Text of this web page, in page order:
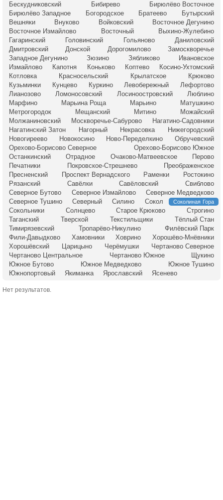
Бескудниковский
Бибирево
Бирюлёво Восточное
Бирюлёво Западное
Богородское Братеево
Бутырский
Вешняки
Внуково Войковский
Восточное Дегунино
Восточное Измайлово
Восточный
Выхино-Жулебино
Гагаринский
Головинский Гольяново
Даниловский
Дмитровский
Донской Дорогомилово
Замоскворечье
Западное Дегунино
Зюзино Зябликово
Ивановское
Измайлово
Капотня Коньково Коптево
Косино-Ухтомский
Котловка
Красносельский Крылатское
Крюково
Кузьминки
Кунцево Куркино Левобережный
Лефортово
Лианозово
Ломоносовский Лосиноостровский
Люблино
Марфино
Марьина Роща Марьино
Матушкино
Метрогородок
Мещанский Митино
Можайский
Молжаниновский
Москворечье-Сабурово
Нагатино-Садовники
Нагатинский Затон
Нагорный Некрасовка
Нижегородский
Новогиреево
Новокосино Ново-Переделкино
Обручевский
Орехово-Борисово Северное
Орехово-Борисово Южное
Останкинский
Отрадное Очаково-Матвеевское
Перово
Печатники
Покровское-Стрешнево
Преображенское
Пресненский
Проспект Вернадского Раменки
Ростокино
Рязанский
Савёлки Савёловский
Свиблово
Северное Бутово
Северное Измайлово
Северное Медведково
Северное Тушино
Северный Силино Сокол Соколиная Гора
Сокольники Солнцево Старое Крюково
Строгино
Таганский
Тверской Текстильщики
Тёплый Стан
Тимирязевский
Тропарёво-Никулино
Филёвский Парк
Фили-Давыдково
Хамовники Ховрино
Хорошёво-Мнёвники
Хорошёвский
Царицыно Черёмушки
Чертаново Северное
Чертаново Центральное
Чертаново Южное
Щукино
Южное Бутово
Южное Медведково
Южное Тушино
Южнопортовый
Якиманка Ярославский Ясенево
Нет результатов.